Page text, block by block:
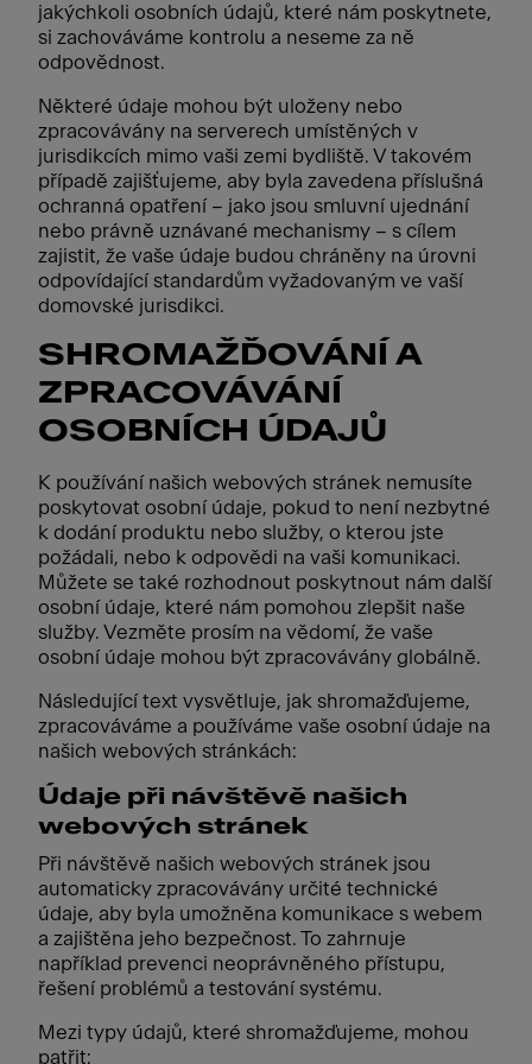
jakýchkoli osobních údajů, které nám poskytnete,
si zachováváme kontrolu a neseme za ně
odpovědnost.
Některé údaje mohou být uloženy nebo
zpracovávány na serverech umístěných v
jurisdikcích mimo vaši zemi bydliště. V takovém
případě zajišťujeme, aby byla zavedena příslušná
ochranná opatření – jako jsou smluvní ujednání
nebo právně uznávané mechanismy – s cílem
zajistit, že vaše údaje budou chráněny na úrovni
odpovídající standardům vyžadovaným ve vaší
domovské jurisdikci.
SHROMAŽĎOVÁNÍ A
ZPRACOVÁVÁNÍ
OSOBNÍCH ÚDAJŮ
K používání našich webových stránek nemusíte
poskytovat osobní údaje, pokud to není nezbytné
k dodání produktu nebo služby, o kterou jste
požádali, nebo k odpovědi na vaši komunikaci.
Můžete se také rozhodnout poskytnout nám další
osobní údaje, které nám pomohou zlepšit naše
služby. Vezměte prosím na vědomí, že vaše
osobní údaje mohou být zpracovávány globálně.
Následující text vysvětluje, jak shromažďujeme,
zpracováváme a používáme vaše osobní údaje na
našich webových stránkách:
Údaje při návštěvě našich
webových stránek
Při návštěvě našich webových stránek jsou
automaticky zpracovávány určité technické
údaje, aby byla umožněna komunikace s webem
a zajištěna jeho bezpečnost. To zahrnuje
například prevenci neoprávněného přístupu,
řešení problémů a testování systému.
Mezi typy údajů, které shromažďujeme, mohou
patřit: